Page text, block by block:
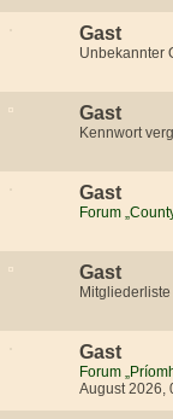
Gast
Unbekannter
Gast
Kennwort
Gast
Forum
Gast
Mitgliederliste
Gast
Forum
August 2026,